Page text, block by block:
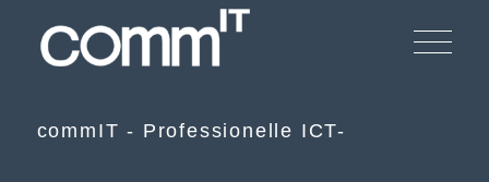
commIT - Professionelle ICT-